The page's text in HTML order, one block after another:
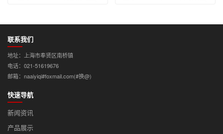
联系我们
地址：上海市奉贤区南桥镇
电话：021-51619676
邮箱：naaiyiqi#foxmail.com(#换@)
快速导航
新闻资讯
产品展示